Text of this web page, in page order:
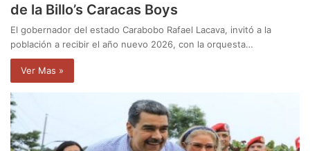
de la Billo’s Caracas Boys
El gobernador del estado Carabobo Rafael Lacava, invitó a la
población a recibir el año nuevo 2026, con la orquesta…
Ver Mas »